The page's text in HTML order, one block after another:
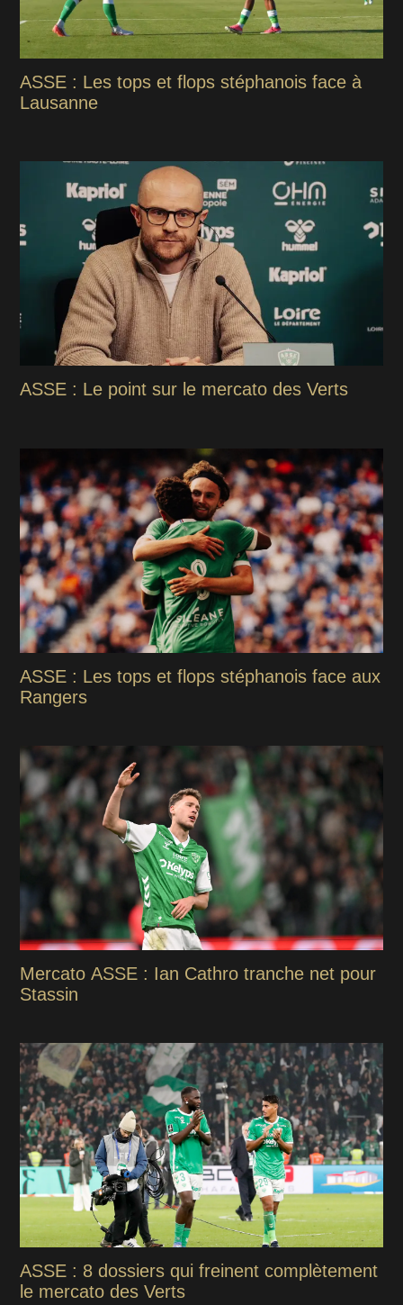
ASSE : Les tops et flops stéphanois face à
Lausanne
ASSE : Le point sur le mercato des Verts
ASSE : Les tops et flops stéphanois face aux
Rangers
Mercato ASSE : Ian Cathro tranche net pour
Stassin
ASSE : 8 dossiers qui freinent complètement
le mercato des Verts